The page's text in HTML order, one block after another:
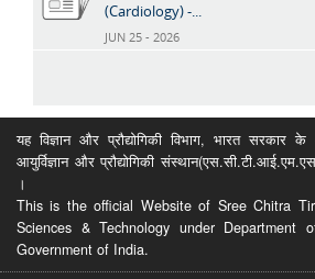
(Cardiology) -...
JUN 25 - 2026
यह विज्ञान और प्रौद्योगिकी विभाग, भारत सरकार
आयुर्विज्ञान और प्रौद्योगिकी
।
This is the official Website of Sree Chitra
Sciences & Technology under Department
Government of India.